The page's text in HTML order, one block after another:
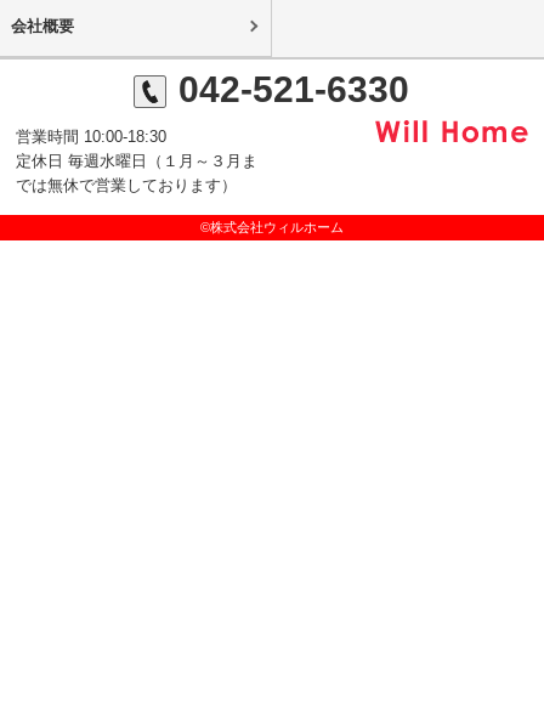
会社概要
042-521-6330
営業時間 10:00-18:30
定休日 毎週水曜日（１月～３月ま
では無休で営業しております）
©株式会社ウィルホーム